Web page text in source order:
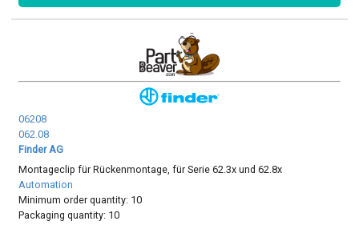
06208
062.08
Finder AG
Montageclip für Rückenmontage, für Serie 62.3x und 62.8x
Automation
Minimum order quantity: 10
Packaging quantity: 10